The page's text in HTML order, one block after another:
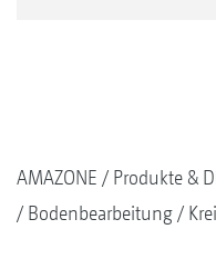
AMAZONE
Produkte &
Bodenbearbeitung